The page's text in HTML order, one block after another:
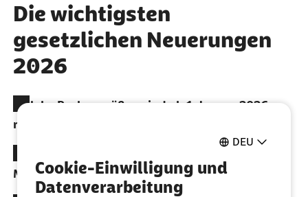
DEU
Cookie-Einwilligung und
Datenverarbeitung
Die wichtigsten
gesetzlichen Neuerungen
2026
Welche Rechengrößen sind ab 1. Januar 2026
relevant?
Midijobs?